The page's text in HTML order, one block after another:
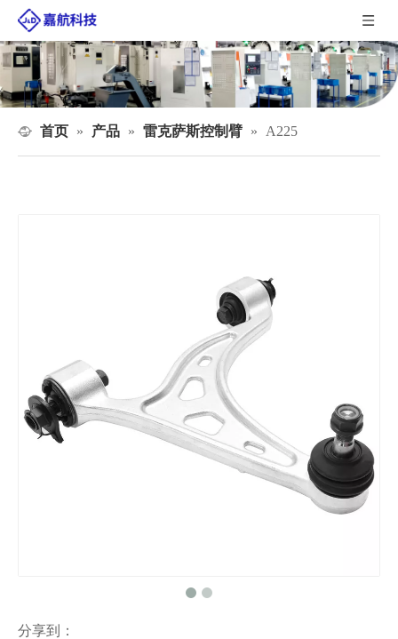
首页 » 产品 » 雷克萨斯控制臂 » A225
分享到：